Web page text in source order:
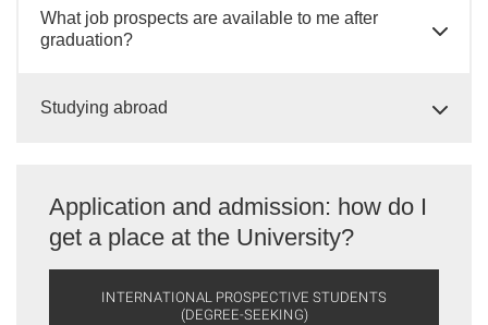
What job prospects are available to me after
graduation?
Studying abroad
Application and admission: how do I
get a place at the University?
INTERNATIONAL PROSPECTIVE STUDENTS
(DEGREE-SEEKING)